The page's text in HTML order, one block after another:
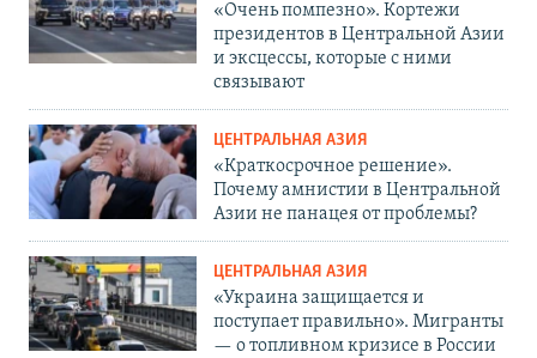
«Очень помпезно». Кортежи
президентов в Центральной Азии
и эксцессы, которые с ними
связывают
ЦЕНТРАЛЬНАЯ АЗИЯ
«Краткосрочное решение».
Почему амнистии в Центральной
Азии не панацея от проблемы?
ЦЕНТРАЛЬНАЯ АЗИЯ
«Украина защищается и
поступает правильно». Мигранты
— о топливном кризисе в России